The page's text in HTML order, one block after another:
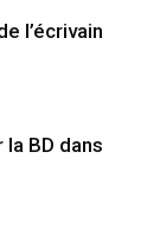
l’écrivain
BD dans